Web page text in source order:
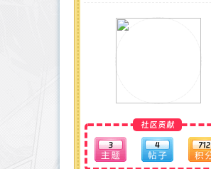
社区贡献
3 4 712